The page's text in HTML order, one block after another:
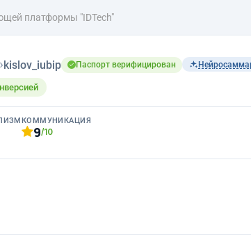
платформы "IDTech"
›kislov_iubip Паспорт верифицирован
КОММУНИКАЦИЯ
9/10